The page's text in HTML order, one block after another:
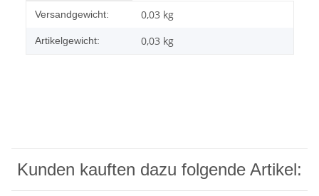
Produkteigenschaft
Wert
Versandgewicht: 0,03 kg
Artikelgewicht: 0,03 kg
Kunden kauften dazu folgende Artikel: